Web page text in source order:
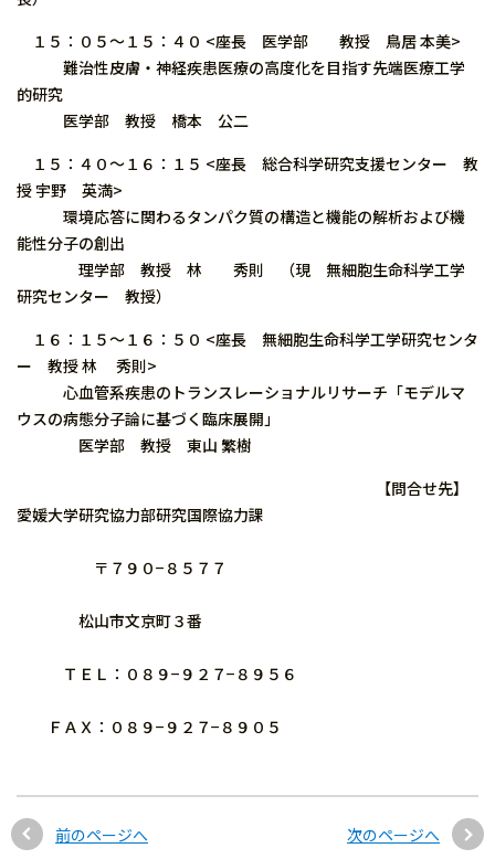
１５：０５〜１５：４０ <座長 医学部 教授 鳥居 本美>
難治性皮膚・神経疾患医療の高度化を目指す先端医療工学
的研究
医学部 教授 橋本 公二
１５：４０〜１６：１５ <座長 総合科学研究支援センター 教
授 宇野 英満>
環境応答に関わるタンパク質の構造と機能の解析および機
能性分子の創出
理学部 教授 林 秀則 （現 無細胞生命科学工学
研究センター 教授）
１６：１５〜１６：５０ <座長 無細胞生命科学工学研究センタ
ー 教授 林 秀則>
心血管系疾患のトランスレーショナルリサーチ「モデルマ
ウスの病態分子論に基づく臨床展開」
医学部 教授 東山 繁樹
【問合せ先】
愛媛大学研究協力部研究国際協力課
〒７９０−８５７７
松山市文京町３番
ＴＥＬ：０８９−９２７−８９５６
ＦＡＸ：０８９−９２７−８９０５
前のページへ 次のページへ